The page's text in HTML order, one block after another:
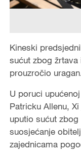
Kineski
sućut zbog
prouzročio
U poruci
Patricku Allenu,
uputio sućut
suosjećanje
zajednicama